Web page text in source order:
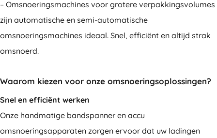
– Omsnoeringsmachines voor grotere verpakkingsvolumes
zijn automatische en semi-automatische
omsnoeringsmachines ideaal. Snel, efficiënt en altijd strak
omsnoerd.
Waarom kiezen voor onze omsnoeringsoplossingen?
Snel en efficiënt werken
Onze handmatige bandspanner en accu
omsnoeringsapparaten zorgen ervoor dat uw ladingen